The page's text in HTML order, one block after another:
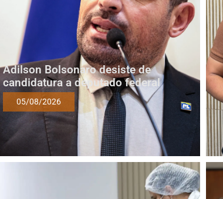
Adilson Bolsonaro desiste de
candidatura a deputado federal
05/08/2026